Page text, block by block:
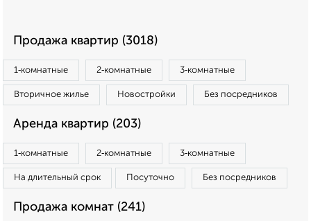
Продажа квартир (3018)
1‑комнатные 2‑комнатные 3‑комнатные
Вторичное жилье Новостройки Без посредников
Аренда квартир (203)
1‑комнатные 2‑комнатные 3‑комнатные
На длительный срок Посуточно Без посредников
Продажа комнат (241)